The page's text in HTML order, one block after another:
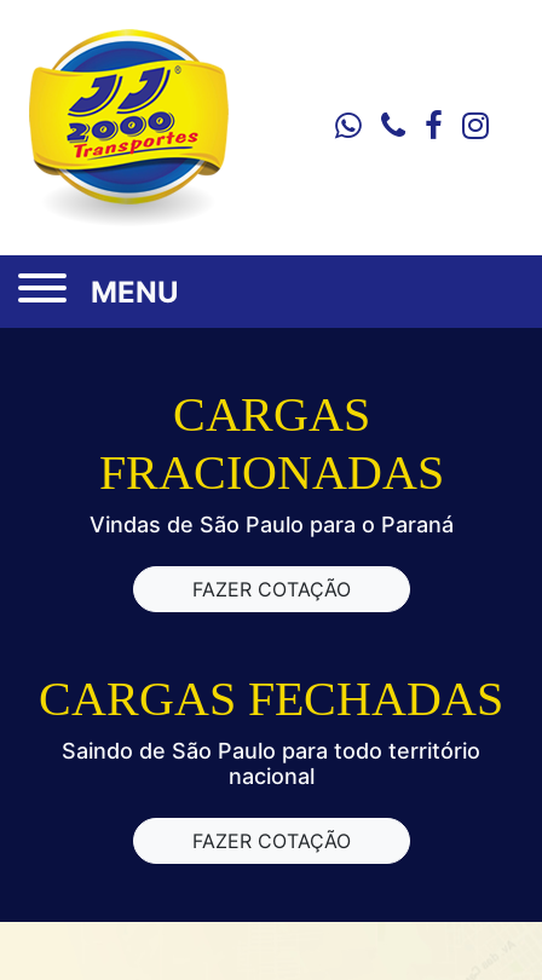
MENU
CARGAS
FRACIONADAS
Vindas de São Paulo para o Paraná
FAZER COTAÇÃO
CARGAS FECHADAS
Saindo de São Paulo para todo território
nacional
FAZER COTAÇÃO
MERCEDES
JURANDA
PARAISO DO NORTE
ALTAMIRA DO PARANA
MARIMBI